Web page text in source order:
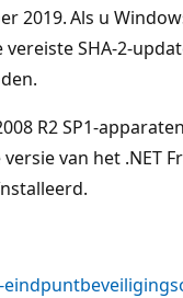
2019. Als u
SHA-2-
R2 SP1-
van het .NET